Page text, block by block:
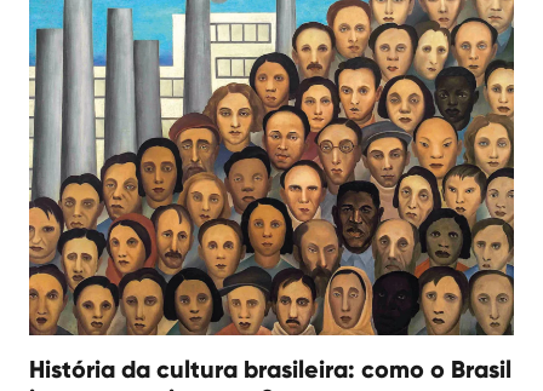
História da cultura brasileira: como o Brasil